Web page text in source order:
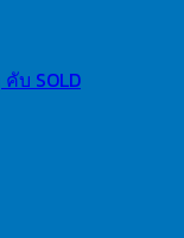
บ SOLD